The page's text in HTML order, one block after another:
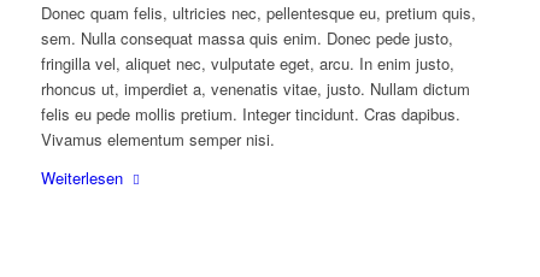
Donec quam felis, ultricies nec, pellentesque eu, pretium quis,
sem. Nulla consequat massa quis enim. Donec pede justo,
fringilla vel, aliquet nec, vulputate eget, arcu. In enim justo,
rhoncus ut, imperdiet a, venenatis vitae, justo. Nullam dictum
felis eu pede mollis pretium. Integer tincidunt. Cras dapibus.
Vivamus elementum semper nisi.
Weiterlesen